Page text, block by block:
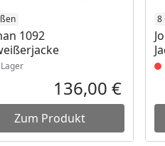
1092
am Lager
136,00 €
Zum Produkt
8